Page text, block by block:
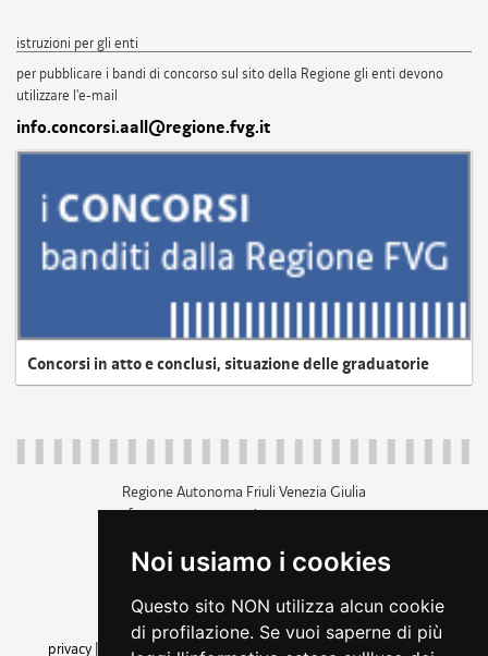
Noi usiamo i cookies
Questo sito NON utilizza alcun cookie
di profilazione. Se vuoi saperne di più
istruzioni per gli enti
per pubblicare i bandi di concorso sul sito della Regione gli enti devono
utilizzare l'e-mail
info.concorsi.aall@regione.fvg.it
Concorsi in atto e conclusi, situazione delle graduatorie
Regione Autonoma Friuli Venezia Giulia
c.f. 80014930327; p.iva 00526040324
+39 040 3771111
amministrazione trasparente
privacy
cookie |note legali accessibilità dichiarazione di